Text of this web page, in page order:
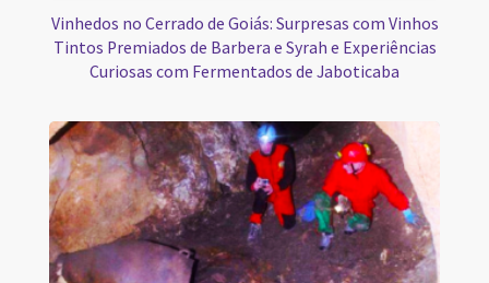
Vinhedos no Cerrado de Goiás: Surpresas com Vinhos
Tintos Premiados de Barbera e Syrah e Experiências
Curiosas com Fermentados de Jaboticaba